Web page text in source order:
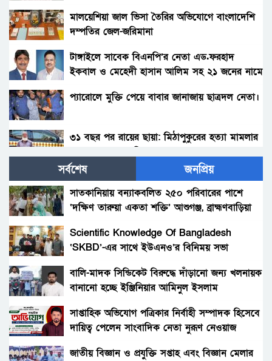
মালয়েশিয়া জাল ভিসা তৈরির অভিযোগে বাংলাদেশি
দম্পতির জেল-জরিমানা
টাঙ্গাইলে সাবেক বিএনপি’র নেতা এড.ফরহাদ
ইকবাল ও মেহেদী হাসান আলিম সহ ২১ জনের নামে
প্যারোলে মুক্তি পেয়ে বাবার জানাজায় ছাত্রদল নেতা।
৩১ বছর পর রায়ের ছায়া: মিঠাপুকুরের হত্যা মামলার
টিউলিপসহ ২ জনের বিরুদ্ধে গ্রেফতারি পরোয়ানা
উদ্ধার, গ্রেফতার ৫০৪
আটক ১৪৯
মালয়েশিয়ায় ২৪ মিলিয়ন রিঙ্গিতের অবৈধ ওষুধ জব্দ,
দুই বাংলাদেশিসহ গ্রেফতার ৫
গাইবান্ধায় আসামি ধরতে যাওয়া পুলিশের ওপর
হামলা, গ্রেফতার ৬
সর্বশেষ জনপ্রিয়
সাতকানিয়ায় বন্যাকবলিত ২৫০ পরিবারের পাশে
‘দক্ষিণ তারুয়া একতা শক্তি’ আশুগঞ্জ, ব্রাহ্মণবাড়িয়া
Scientific Knowledge Of Bangladesh
‘SKBD’-এর সাথে ইউএনও’র বিনিময় সভা
বালি-মাদক সিন্ডিকেট বিরুদ্ধে দাঁড়ানো জন্য খলনায়ক
বানানো হচ্ছে ইঞ্জিনিয়ার আমিনুল ইসলাম
সাপ্তাহিক অভিযোগ পত্রিকার নির্বাহী সম্পাদক হিসেবে
দায়িত্ব পেলেন সাংবাদিক নেতা নুরূণ নেওয়াজ
জাতীয় বিজ্ঞান ও প্রযুক্তি সপ্তাহ এবং বিজ্ঞান মেলার